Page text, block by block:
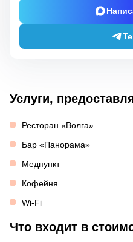
Услуги,
Ресторан «Волга»
Бар «Панорама»
Медпункт
Кофейня
Wi-Fi
Что входит в